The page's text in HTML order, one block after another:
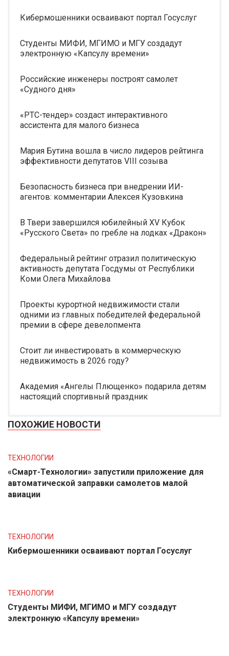
Кибермошенники осваивают портал Госуслуг
Студенты МИФИ, МГИМО и МГУ создадут
электронную «Капсулу времени»
Российские инженеры построят самолет
«Судного дня»
«РТС-тендер» создаст интерактивного
ассистента для малого бизнеса
Мария Бутина вошла в число лидеров рейтинга
эффективности депутатов VIII созыва
Безопасность бизнеса при внедрении ИИ-
агентов: комментарии Алексея Кузовкина
В Твери завершился юбилейный XV Кубок
«Русского Света» по гребле на лодках «Дракон»
Федеральный рейтинг отразил политическую
активность депутата Госдумы от Республики
Коми Олега Михайлова
Проекты курортной недвижимости стали
одними из главных победителей федеральной
премии в сфере девелопмента
Стоит ли инвестировать в коммерческую
недвижимость в 2026 году?
Академия «Ангелы Плющенко» подарила детям
настоящий спортивный праздник
ПОХОЖИЕ НОВОСТИ
ТЕХНОЛОГИИ
«Смарт-Технологии» запустили приложение для
автоматической заправки самолетов малой
авиации
ТЕХНОЛОГИИ
Кибермошенники осваивают портал Госуслуг
ТЕХНОЛОГИИ
Студенты МИФИ, МГИМО и МГУ создадут
электронную «Капсулу времени»